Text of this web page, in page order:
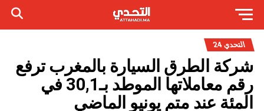
التحدي 24
شركة الطرق السيارة بالمغرب ترفع
رقم معاملاتها الموطد بـ30,1 في
المئة عند متم يونيو الماضي